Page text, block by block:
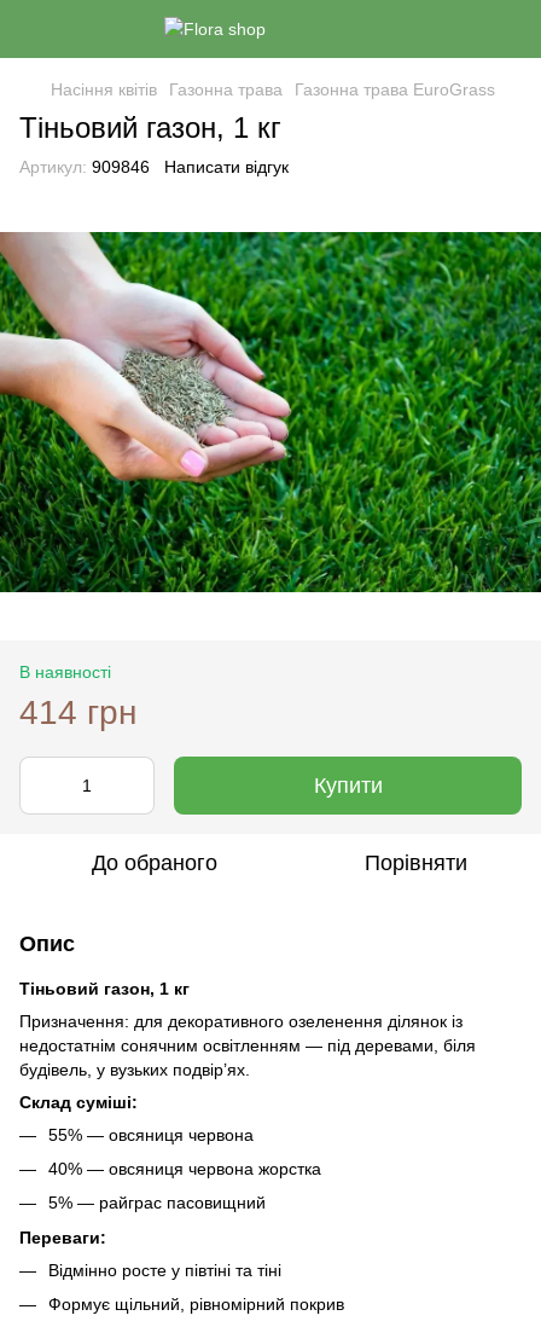
Насіння квітів Газонна трава Газонна трава EuroGrass
Тіньовий газон, 1 кг
Артикул: 909846 Написати відгук
В наявності
414 грн
Купити
До обраного Порівняти
Опис
Тіньовий газон, 1 кг
Призначення: для декоративного озеленення ділянок із
недостатнім сонячним освітленням — під деревами, біля
будівель, у вузьких подвір’ях.
Склад суміші:
55% — овсяниця червона
40% — овсяниця червона жорстка
5% — райграс пасовищний
Переваги:
Відмінно росте у півтіні та тіні
Формує щільний, рівномірний покрив